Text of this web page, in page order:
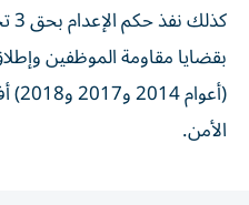
بقضايا مقاومة الموظفين
الأمن.